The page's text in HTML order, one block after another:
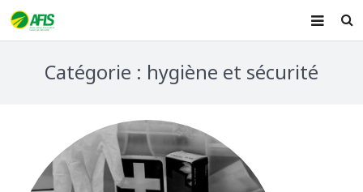
FORMATIONS
AIDE MÉMOIRE
Catégorie : hygiène et sécurité